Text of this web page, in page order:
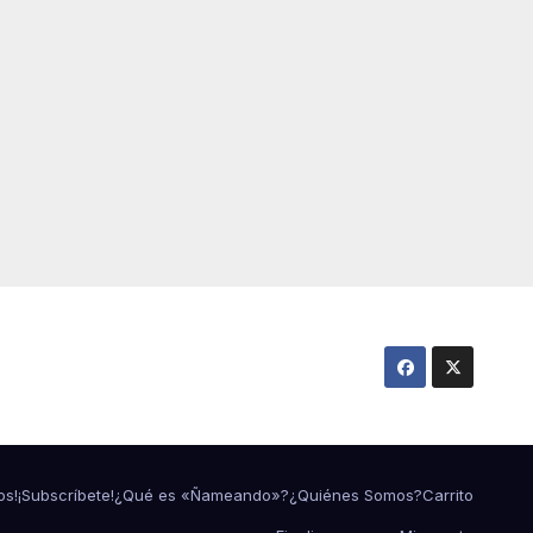
¡Subscríbete!¿Qué es «Ñameando»?¿Quiénes Somos?Carrito